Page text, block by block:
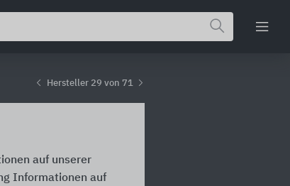
Hersteller 29 von 71
auf unserer
Informationen auf